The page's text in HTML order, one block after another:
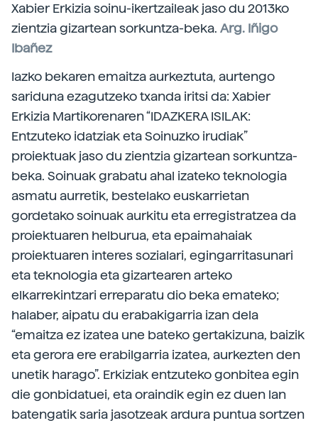
Xabier Erkizia soinu-ikertzaileak jaso du 2013ko
zientzia gizartean sorkuntza-beka. Arg. Iñigo
Ibañez
Iazko bekaren emaitza aurkeztuta, aurtengo
sariduna ezagutzeko txanda iritsi da: Xabier
Erkizia Martikorenaren “IDAZKERA ISILAK:
Entzuteko idatziak eta Soinuzko irudiak”
proiektuak jaso du zientzia gizartean sorkuntza-
beka. Soinuak grabatu ahal izateko teknologia
asmatu aurretik, bestelako euskarrietan
gordetako soinuak aurkitu eta erregistratzea da
proiektuaren helburua, eta epaimahaiak
proiektuaren interes sozialari, egingarritasunari
eta teknologia eta gizartearen arteko
elkarrekintzari erreparatu dio beka emateko;
halaber, aipatu du erabakigarria izan dela
“emaitza ez izatea une bateko gertakizuna, baizik
eta gerora ere erabilgarria izatea, aurkezten den
unetik harago”. Erkiziak entzuteko gonbitea egin
die gonbidatuei, eta oraindik egin ez duen lan
batengatik saria jasotzeak ardura puntua sortzen